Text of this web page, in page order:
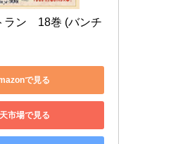
ラン　18巻 (バンチ
で見る
市場で見る